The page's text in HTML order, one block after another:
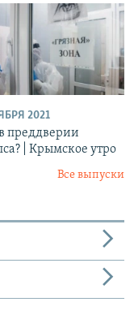
2021
преддверии
| Крымское утро
Все выпуски